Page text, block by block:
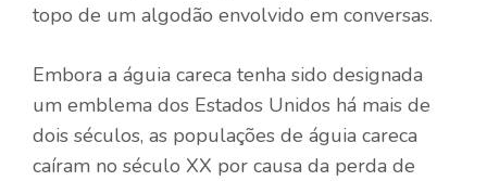
topo de um algodão envolvido em conversas.
Embora a águia careca tenha sido designada
um emblema dos Estados Unidos há mais de
dois séculos, as populações de águia careca
caíram no século XX por causa da perda de